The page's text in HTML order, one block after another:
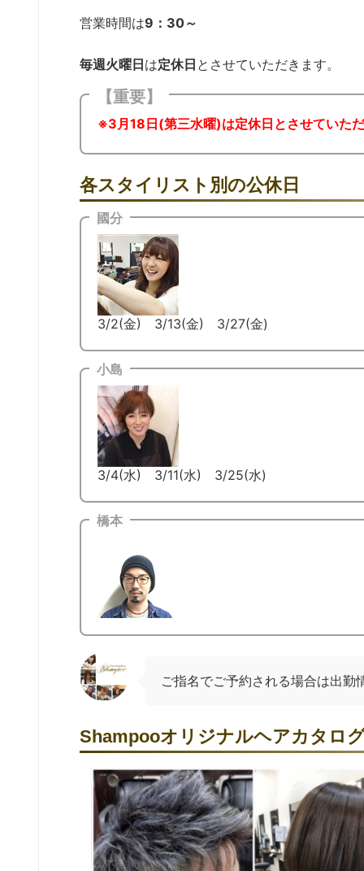
営業時間は9：30～
毎週火曜日は定休日 とさせていただきます。
【重要】
※3月18日(第三水曜)は定休日とさせていた
各スタイリスト別の公休日
國分
3/2(金) 3/13(金) 3/27(金)
小島
3/4(水) 3/11(水) 3/25(水)
橋本
ご指名でご予約される場合は出
Shampooオリジナルヘアカタロ